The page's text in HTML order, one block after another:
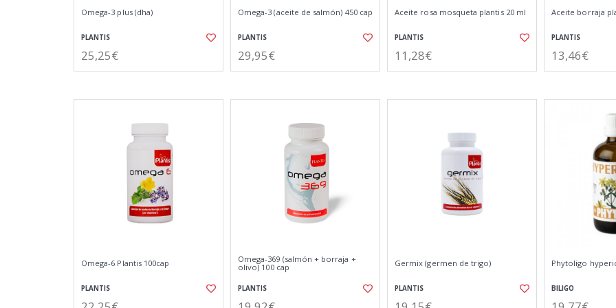
Omega-3 plus (dha)
PLANTIS
25,25€
Omega-3 (aceite de salmón) 450 cap
PLANTIS
29,95€
Aceite rosa mosqueta plantis 20 ml
PLANTIS
11,28€
Aceite borraja
PLANTIS
13,46€
Omega-6 Plantis 100cap
PLANTIS
Omega-369 (salmón + borraja +
olivo) 100 cap
PLANTIS
Germix (germen de trigo)
PLANTIS
Phytoligo
BILIGO